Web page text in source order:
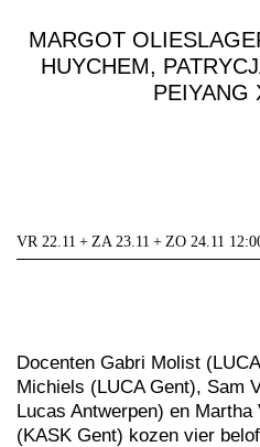
MARGOT
HUYCHEM,
PEIYANG
VR 22.11 + ZA 23.11 + ZO 24.11
Docenten Gabri Molist
Michiels (LUCA Gent), Sam
Lucas Antwerpen) en Martha
(KASK Gent) kozen vier